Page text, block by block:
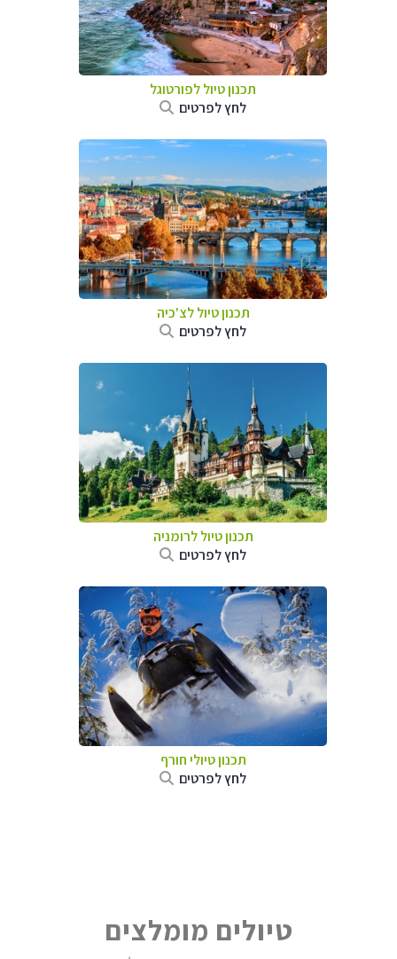
תכנון טיול לפורטוגל
לחץ לפרטים
תכנון טיול לצ'כיה
לחץ לפרטים
תכנון טיול לרומניה
לחץ לפרטים
תכנון טיולי חורף
לחץ לפרטים
טיולים מומלצים